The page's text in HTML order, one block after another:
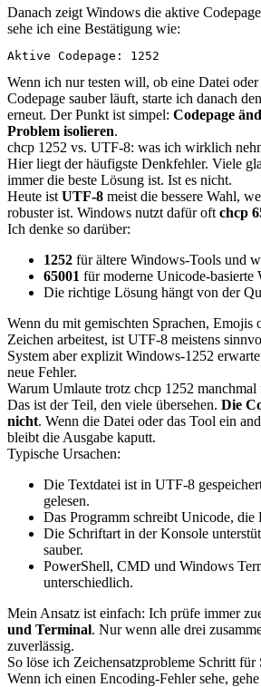
Danach zeigt Windows die aktive
sehe ich eine Bestätigung wie:
Aktive Codepage: 1252
Wenn ich nur testen will, ob eine Datei
Codepage sauber läuft, starte ich danach
erneut. Der Punkt ist simpel: Codepage
Problem isolieren.
chcp 1252 vs. UTF-8: was ich wirklich
Hier liegt der häufigste Denkfehler. Viele
immer die beste Lösung ist. Ist es nicht.
Heute ist UTF-8 meist die bessere Wahl,
robuster ist. Windows nutzt dafür oft chcp
Ich denke so darüber:
1252 für ältere Windows-Tools und
65001 für moderne Unicode-basierte
Die richtige Lösung hängt von der
Wenn du mit gemischten Sprachen, Emojis
Zeichen arbeitest, ist UTF-8 meistens
System aber explizit Windows-1252
neue Fehler.
Warum Umlaute trotz chcp 1252 manchmal
Das ist der Teil, den viele übersehen. Die
nicht. Wenn die Datei oder das Tool ein
bleibt die Ausgabe kaputt.
Typische Ursachen:
Die Textdatei ist in UTF-8
gelesen.
Das Programm schreibt Unicode, die
Die Schriftart in der Konsole
sauber.
PowerShell, CMD und Windows
unterschiedlich.
Mein Ansatz ist einfach: Ich prüfe immer
und Terminal. Nur wenn alle drei
zuverlässig.
So löse ich Zeichensatzprobleme Schritt für
Wenn ich einen Encoding-Fehler sehe,